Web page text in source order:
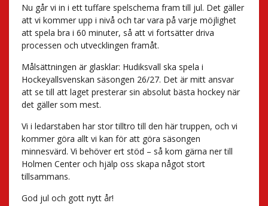
Nu går vi in i ett tuffare spelschema fram till jul. Det gäller
att vi kommer upp i nivå och tar vara på varje möjlighet
att spela bra i 60 minuter, så att vi fortsätter driva
processen och utvecklingen framåt.
Målsättningen är glasklar: Hudiksvall ska spela i
Hockeyallsvenskan säsongen 26/27. Det är mitt ansvar
att se till att laget presterar sin absolut bästa hockey när
det gäller som mest.
Vi i ledarstaben har stor tilltro till den här truppen, och vi
kommer göra allt vi kan för att göra säsongen
minnesvärd. Vi behöver ert stöd – så kom gärna ner till
Holmen Center och hjälp oss skapa något stort
tillsammans.
God jul och gott nytt år!